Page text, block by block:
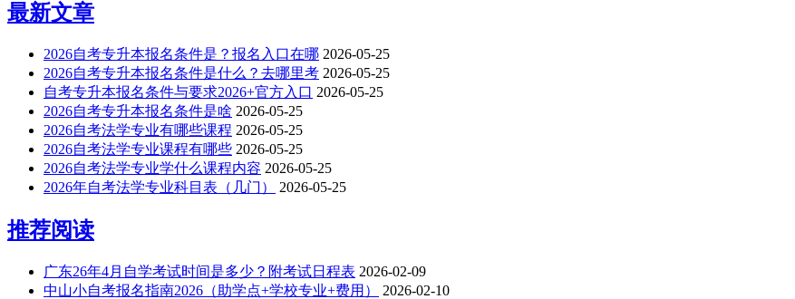
最新文章
2026自考专升本报名条件是？报名入口在哪 2026-05-25
2026自考专升本报名条件是什么？去哪里考 2026-05-25
自考专升本报名条件与要求2026+官方入口 2026-05-25
2026自考专升本报名条件是啥 2026-05-25
2026自考法学专业有哪些课程 2026-05-25
2026自考法学专业课程有哪些 2026-05-25
2026自考法学专业学什么课程内容 2026-05-25
2026年自考法学专业科目表（几门）
2026-05-25
推荐阅读
广东26年4月自学考试时间是多少？附考试日程表 2026-02-09
中山小自考报名指南2026（助学点+学校专业+费用）
2026-02-10